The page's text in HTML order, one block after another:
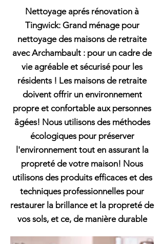
Nettoyage aprés rénovation à
Tingwick: Grand ménage pour
nettoyage des maisons de retraite
avec Archambault : pour un cadre de
vie agréable et sécurisé pour les
résidents ! Les maisons de retraite
doivent offrir un environnement
propre et confortable aux personnes
âgées! Nous utilisons des méthodes
écologiques pour préserver
l'environnement tout en assurant la
propreté de votre maison! Nous
utilisons des produits efficaces et des
techniques professionnelles pour
restaurer la brillance et la propreté de
vos sols, et ce, de manière durable